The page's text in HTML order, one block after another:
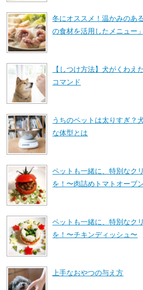
冬にオススメ！温かみのあ
の食材を活用したメニュー」
【しつけ方法】犬がくわえ
コマンド
うちのペットは太りすぎ？
な体型とは
ペットも一緒に、特別なク
を！〜肉詰めトマトオーブ
ペットも一緒に、特別なク
を！〜チキンディッシュ〜
上手なおやつの与え方